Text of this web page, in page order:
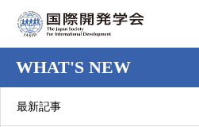
WHAT'S NEW
最新記事